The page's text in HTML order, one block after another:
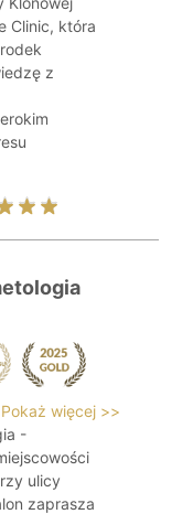
Clinic, która
z
Pokaż więcej >>
-
ulicy
zaprasza